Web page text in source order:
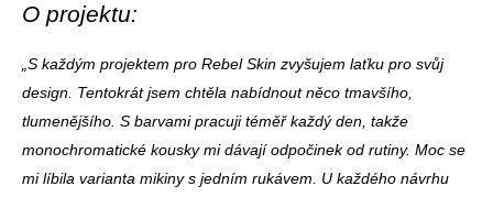
O projektu:
„S každým projektem pro Rebel Skin zvyšujem laťku pro svůj
design. Tentokrát jsem chtěla nabídnout něco tmavšího,
tlumenějšího. S barvami pracuji téměř každý den, takže
monochromatické kousky mi dávají odpočinek od rutiny. Moc se
mi líbila varianta mikiny s jedním rukávem. U každého návrhu